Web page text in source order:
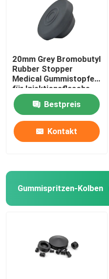
20mm Grey Bromobutyl
Rubber Stopper
Medical Gummistopfen
für Injektionsflasche
Bestpreis
Kontakt
Gummispritzen-Kolben